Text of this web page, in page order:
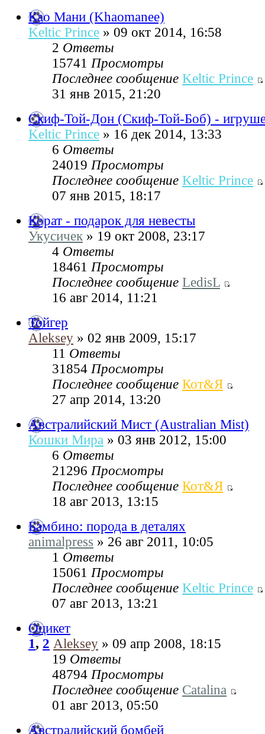
Као Мани (Khaomanee)
Keltic Prince » 09 окт 2014, 16:58
2 Ответы
15741 Просмотры
Последнее сообщение Keltic Prince
31 янв 2015, 21:20
Скиф-Той-Дон (Скиф-Той-Боб) -
Keltic Prince » 16 дек 2014, 13:33
6 Ответы
24019 Просмотры
Последнее сообщение Keltic Prince
07 янв 2015, 18:17
Корат - подарок для невесты
Укусичек » 19 окт 2008, 23:17
4 Ответы
18461 Просмотры
Последнее сообщение LedisL
16 авг 2014, 11:21
Тойгер
Aleksey » 02 янв 2009, 15:17
11 Ответы
31854 Просмотры
Последнее сообщение Кот&Я
27 апр 2014, 13:20
Австралийский Мист (Australian Mist)
Кошки Мира » 03 янв 2012, 15:00
6 Ответы
21296 Просмотры
Последнее сообщение Кот&Я
18 авг 2013, 13:15
Бамбино: порода в деталях
animalpress » 26 авг 2011, 10:05
1 Ответы
15061 Просмотры
Последнее сообщение Keltic Prince
07 авг 2013, 13:21
Оцикет
1, 2 Aleksey » 09 апр 2008, 18:15
19 Ответы
48794 Просмотры
Последнее сообщение Catalina
01 авг 2013, 05:50
Австралийский бомбей